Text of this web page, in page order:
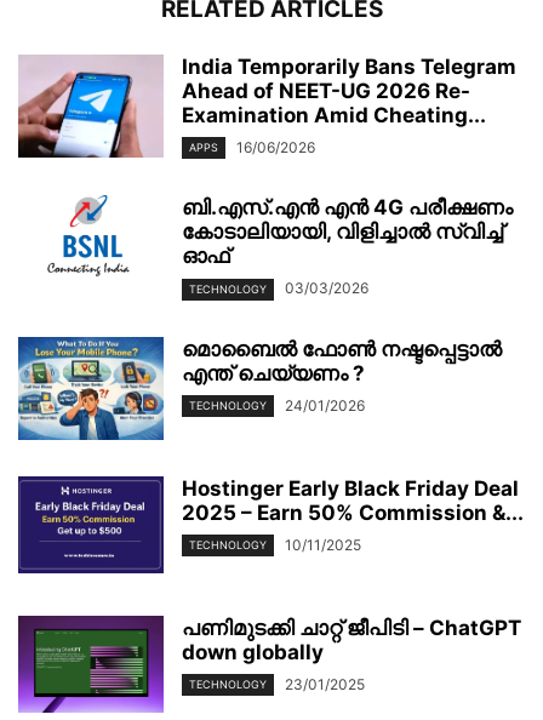
RELATED ARTICLES
India Temporarily Bans Telegram
Ahead of NEET-UG 2026 Re-
Examination Amid Cheating...
APPS 16/06/2026
ബി.എസ്.എൻ എൻ 4G പരീക്ഷണം
കോടാലിയായി, വിളിച്ചാൽ സ്വിച്ച്
ഓഫ്
TECHNOLOGY 03/03/2026
മൊബൈല്‍ ഫോണ്‍ നഷ്ടപ്പെട്ടാല്‍
എന്ത് ചെയ്യണം ?
TECHNOLOGY 24/01/2026
Hostinger Early Black Friday Deal
2025 – Earn 50% Commission &...
TECHNOLOGY 10/11/2025
പണിമുടക്കി ചാറ്റ് ജീപിടി – ChatGPT
down globally
TECHNOLOGY 23/01/2025